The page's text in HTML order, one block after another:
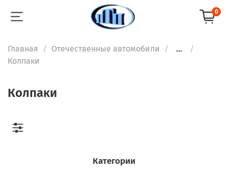
0
Главная Отечественные автомобили
...
Колпаки
Колпаки
Категории